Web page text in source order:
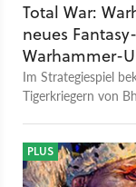
Total War:
neues
Warhammer-
Im Strategiespiel
Tigerkriegern von
PLUS